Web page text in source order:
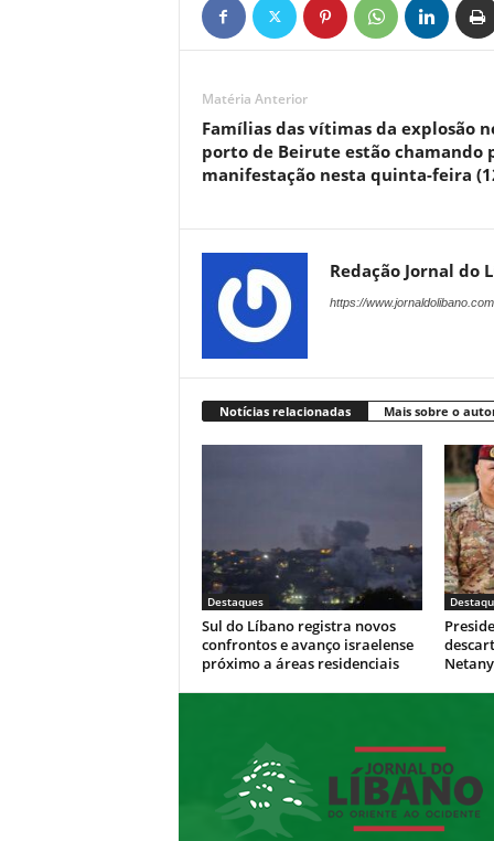
Matéria Anterior
Famílias das vítimas da explosão
porto de Beirute estão chamando
manifestação nesta quinta-feira
Redação Jornal do
https://
Notícias relacionadas Mais sobre o
Destaques
Sul do Líbano registra novos
confrontos e avanço israelense
próximo a áreas residenciais